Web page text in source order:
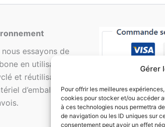
Gérer
Pour offrir les meilleures
cookies pour stocker et/ou accéder
à ces technologies nous permettra
de navigation ou les ID uniques sur
consentement peut avoir un effet
essayons de
en utilisant le
et réutilisable
d’emballage